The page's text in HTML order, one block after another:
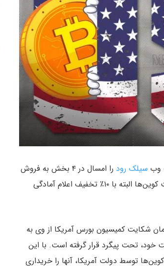
وب سیلک رود
را امسال در ۴ بخش به فروش
، بنیانگذار ترون برای خرید این بیت کوین‌ها البته با ۱۰٪ تخفیف اعلام آمادگی
شکایت کمیسیون بورس آمریکا از وی به
خود، تحت پیگرد قرار گرفته است. با این
توسط دولت آمریکا، آنها را خریداری